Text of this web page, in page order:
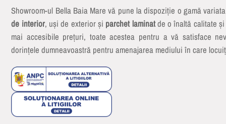
Showroom-ul Bella Baia Mare vă pune la dispoziție o gamă
de interior, uși de exterior și parchet laminatde o înaltă calitate și
mai accesibile prețuri, toate acestea pentru a vă satisface
dorințele dumneavoastră pentru amenajarea mediului în care